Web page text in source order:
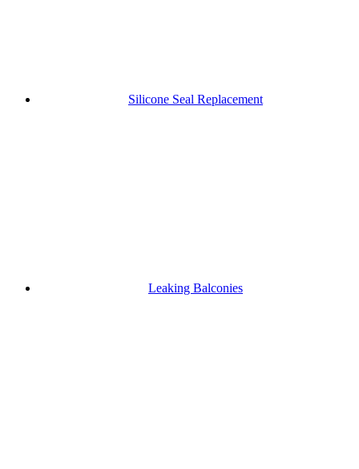
Silicone Seal Replacement
Leaking Balconies